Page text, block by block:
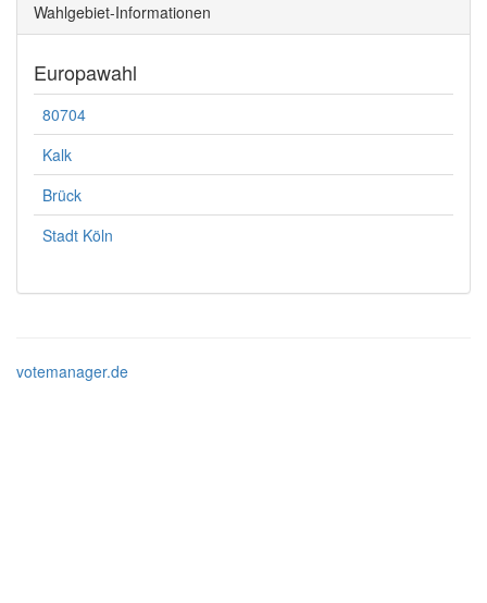
Wahlgebiet-Informationen
Europawahl
80704
Kalk
Brück
Stadt Köln
votemanager.de